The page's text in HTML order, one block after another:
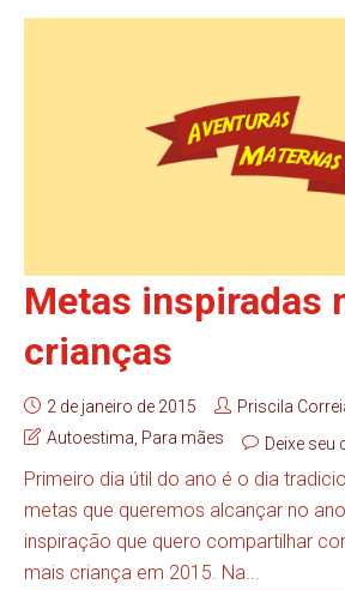
Metas inspiradas
crianças
2 de janeiro de 2015
Priscila
Autoestima, Para mães Deixe seu
Primeiro dia útil do ano é o dia
metas que queremos alcançar no
inspiração que quero compartilhar
mais criança em 2015. Na...